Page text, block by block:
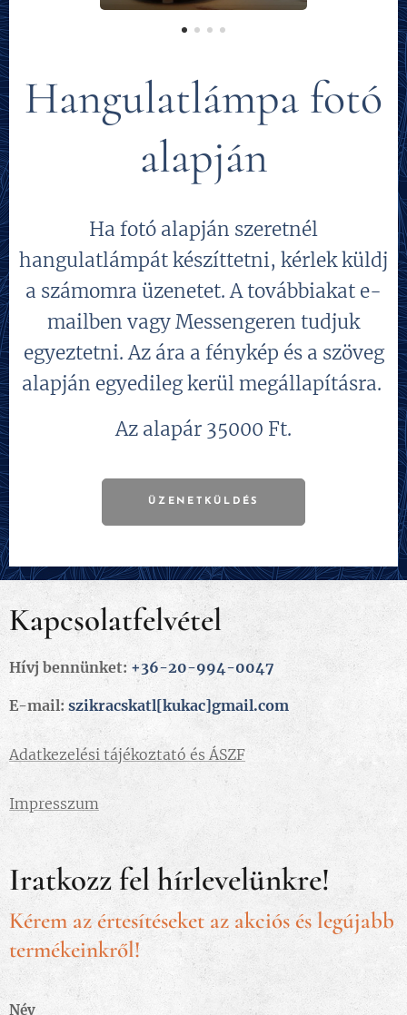
Hangulatlámpa fotó
alapján
Ha fotó alapján szeretnél
hangulatlámpát készíttetni, kérlek küldj
a számomra üzenetet. A továbbiakat e-
mailben vagy Messengeren tudjuk
egyeztetni. Az ára a fénykép és a szöveg
alapján egyedileg kerül megállapításra.
Az alapár 35000 Ft.
ÜZENETKÜLDÉS
Kapcsolatfelvétel
Hívj bennünket: +36-20-994-0047
E-mail: szikracskatl[kukac]gmail.com
Adatkezelési tájékoztató és ÁSZF
Impresszum
Iratkozz fel hírlevelünkre!
Kérem az értesítéseket az akciós és legújabb
termékeinkről!
Név